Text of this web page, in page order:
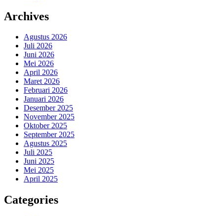
Archives
Agustus 2026
Juli 2026
Juni 2026
Mei 2026
April 2026
Maret 2026
Februari 2026
Januari 2026
Desember 2025
November 2025
Oktober 2025
September 2025
Agustus 2025
Juli 2025
Juni 2025
Mei 2025
April 2025
Categories